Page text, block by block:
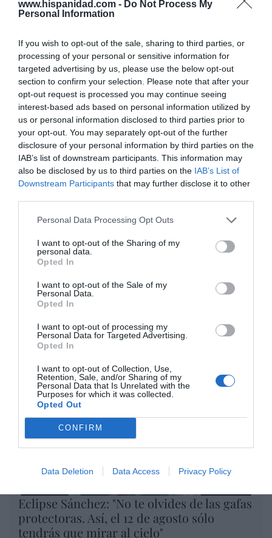
www.hispanidad.com - Do Not Process My
Personal Information
If you wish to opt-out of the sale, sharing to third parties, or
processing of your personal or sensitive information for
targeted advertising by us, please use the below opt-out
section to confirm your selection. Please note that after your
opt-out request is processed you may continue seeing
interest-based ads based on personal information utilized by
us or personal information disclosed to third parties prior to
your opt-out. You may separately opt-out of the further
disclosure of your personal information by third parties on the
IAB’s list of downstream participants. This information may
also be disclosed by us to third parties on the IAB’s List of
Downstream Participants that may further disclose it to other
Personal Data Processing Opt Outs
I want to opt-out of the Sharing of my
personal data.
Opted In
I want to opt-out of the Sale of my
Personal Data.
Opted In
I want to opt-out of processing my
Personal Data for Targeted Advertising.
Opted In
I want to opt-out of Collection, Use,
Retention, Sale, and/or Sharing of my
Personal Data that Is Unrelated with the
Purposes for which it was collected.
Opted Out
CONFIRM
Data Deletion Data Access Privacy Policy
Nokia, Ericsson... Huawei: lo que importan
son las patentes
Eulogio López
Isabel Pantoja pierde dos pleitos
con Hacienda por 700.000
euros... suma y sigue
Eulogio López
miércoles en los 20.057 puntos,
un nuevo récord
Argumentos
Eclipse Sánchez: "No te olvides de las gafas
protectoras. Así, el 12 de agosto sólo
tendrás que mirar al cielo"